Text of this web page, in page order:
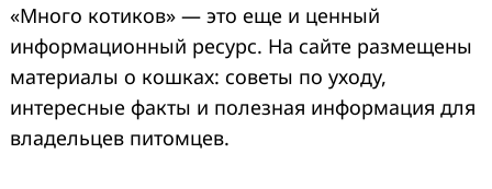
«Много котиков» — это еще и ценный
информационный ресурс. На сайте размещены
материалы о кошках: советы по уходу,
интересные факты и полезная информация для
владельцев питомцев.